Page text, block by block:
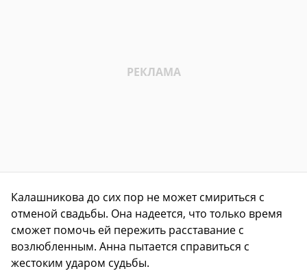
Калашникова до сих пор не может смириться с
отменой свадьбы. Она надеется, что только время
сможет помочь ей пережить расставание с
возлюбленным. Анна пытается справиться с
жестоким ударом судьбы.